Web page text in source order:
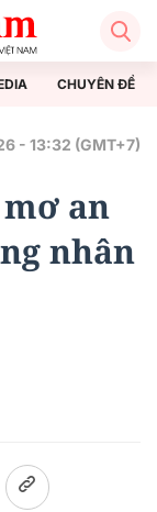
CHUYÊN ĐỀ
- 13:32 (GMT+7)
an
nhân